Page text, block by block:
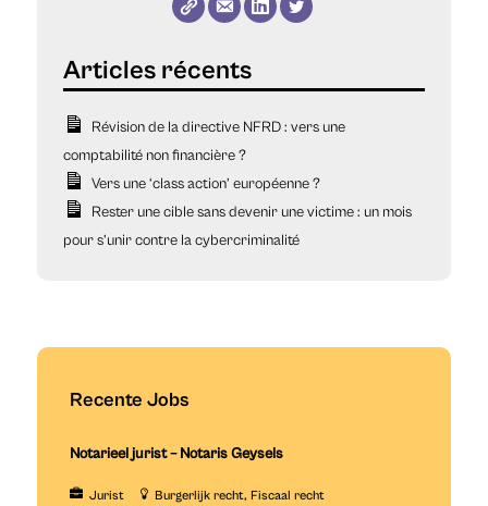
Révision de la directive NFRD : vers une
comptabilité non financière ?
Vers une ‘class action’ européenne ?
Rester une cible sans devenir une victime : un mois
pour s’unir contre la cybercriminalité
Recente Jobs
Notarieel jurist – Notaris Geysels
Jurist Burgerlijk recht
Fiscaal recht